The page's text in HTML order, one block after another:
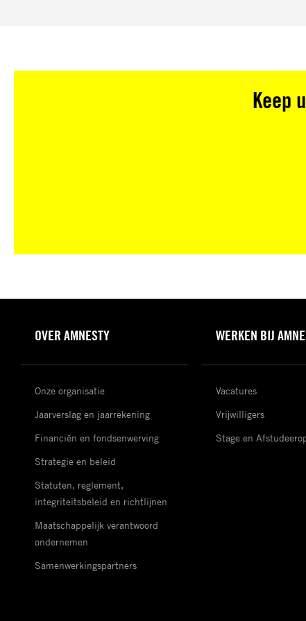
Keep
OVER AMNESTY
Onze organisatie
Jaarverslag en jaarrekening
Financiën en fondsenwerving
Strategie en beleid
Statuten, reglement,
integriteitsbeleid en richtlijnen
Maatschappelijk verantwoord
ondernemen
Samenwerkingspartners
WERKEN BIJ
Vacatures
Vrijwilligers
Stage en